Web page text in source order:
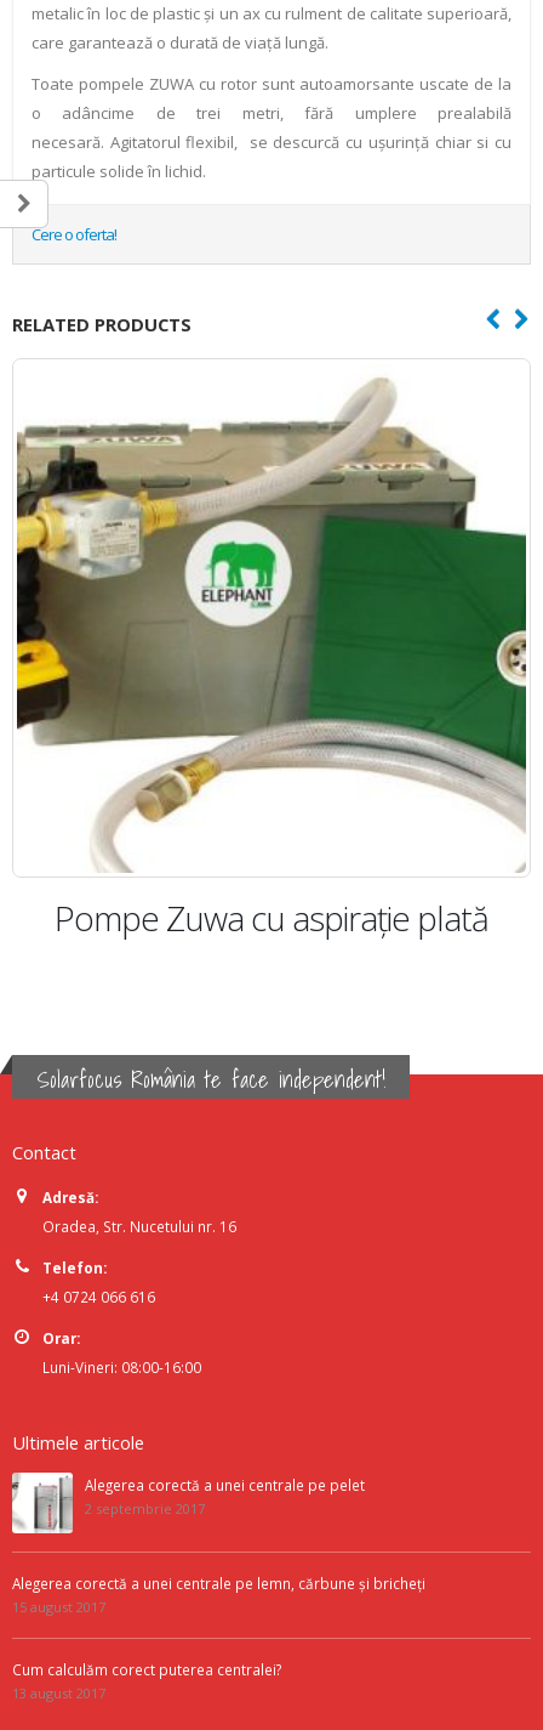
metalic în loc de plastic și un ax cu rulment de calitate superioară,
care garantează o durată de viață lungă.
Toate pompele ZUWA cu rotor sunt autoamorsante uscate de la
o adâncime de trei metri, fără umplere prealabilă
necesară. Agitatorul flexibil, se descurcă cu uşurinţă chiar si cu
particule solide în lichid.
Cere o oferta!
RELATED PRODUCTS
Pompă autoamorsantă de tip
Solarfocus România te face independent!
Contact
Adresă:
Oradea, Str. Nucetului nr. 16
Telefon:
+4 0724 066 616
Orar:
Luni-Vineri: 08:00-16:00
Ultimele articole
Alegerea corectă a unei centrale pe pelet
2 septembrie 2017
Alegerea corectă a unei centrale pe lemn, cărbune și bricheți
15 august 2017
Cum calculăm corect puterea centralei?
13 august 2017